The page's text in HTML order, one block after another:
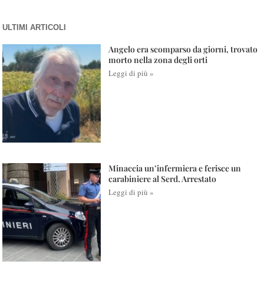
ULTIMI ARTICOLI
Angelo era scomparso da giorni, trovato
morto nella zona degli orti
Leggi di più »
Minaccia un’infermiera e ferisce un
carabiniere al Serd. Arrestato
Leggi di più »